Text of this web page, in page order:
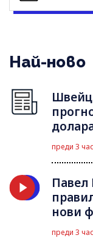
Най-ново
преди 3
Павел
нови
преди 3